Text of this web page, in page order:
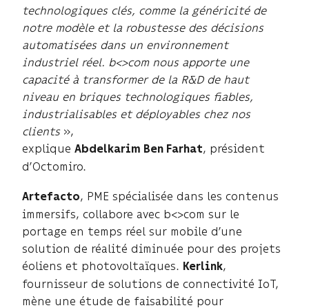
technologiques clés, comme la généricité de
notre modèle et la robustesse des décisions
automatisées dans un environnement
industriel réel. b<>com nous apporte une
capacité à transformer de la R&D de haut
niveau en briques technologiques fiables,
industrialisables et déployables chez nos
clients»,
explique Abdelkarim Ben Farhat, président
d’Octomiro.
Artefacto, PME spécialisée dans les contenus
immersifs, collabore avec b<>com sur le
portage en temps réel sur mobile d’une
solution de réalité diminuée pour des projets
éoliens et photovoltaïques. Kerlink,
fournisseur de solutions de connectivité IoT,
mène une étude de faisabilité pour